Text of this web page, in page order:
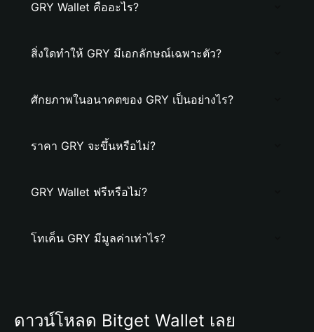
GRY Wallet คืออะไร?
สิ่งใดทำให้ GRY มีเอกลักษณ์เฉพาะตัว?
ศักยภาพในอนาคตของ GRY เป็นอย่างไร?
ราคา GRY จะขึ้นหรือไม่?
GRY Wallet ฟรีหรือไม่?
โทเค็น GRY มีมูลค่าเท่าไร?
ดาวน์โหลด Bitget Wallet เลย